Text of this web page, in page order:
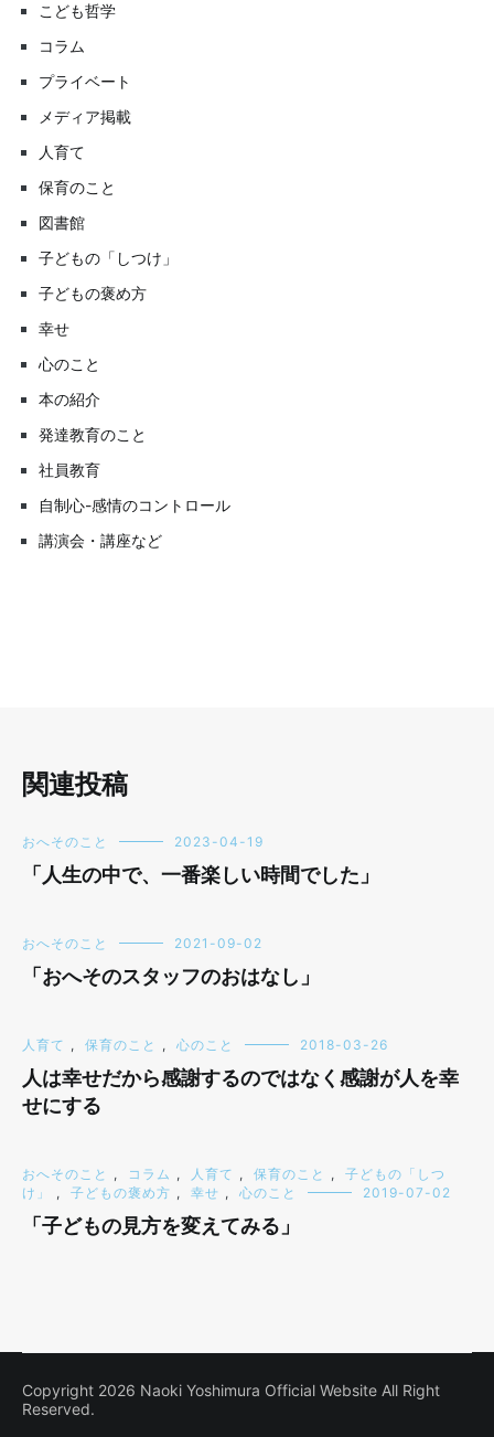
こども哲学
コラム
プライベート
メディア掲載
人育て
保育のこと
図書館
子どもの「しつけ」
子どもの褒め方
幸せ
心のこと
本の紹介
発達教育のこと
社員教育
自制心-感情のコントロール
講演会・講座など
関連投稿
おへそのこと 2023-04-19
「人生の中で、一番楽しい時間でした」
おへそのこと 2021-09-02
「おへそのスタッフのおはなし」
人育て , 保育のこと , 心のこと 2018-03-26
人は幸せだから感謝するのではなく感謝が人を幸
せにする
おへそのこと , コラム , 人育て , 保育のこと ,
子どもの「しつ
け」
, 子どもの褒め方 , 幸せ , 心のこと 2019-07-02
「子どもの見方を変えてみる」
Copyright 2026 Naoki Yoshimura Official Website All Right
Reserved.